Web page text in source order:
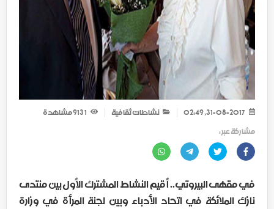
نشاطات ثقافية
مشاهدة
مشاركة عبر :
في مقهى البيروتي.. أقيم النشاط المشترك الأول بين منتدى
نازك الملائكة في اتحاد الأدباء وبين لجنة المرأة في وزارة